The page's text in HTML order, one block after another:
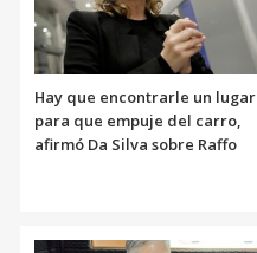
Hay que encontrarle un lugar
para que empuje del carro,
afirmó Da Silva sobre Raffo